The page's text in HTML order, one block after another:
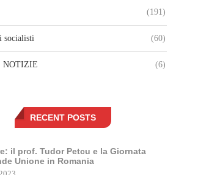
(191)
socialisti (60)
NOTIZIE (6)
RECENT POSTS
il prof. Tudor Petcu e la Giornata
Unione in Romania